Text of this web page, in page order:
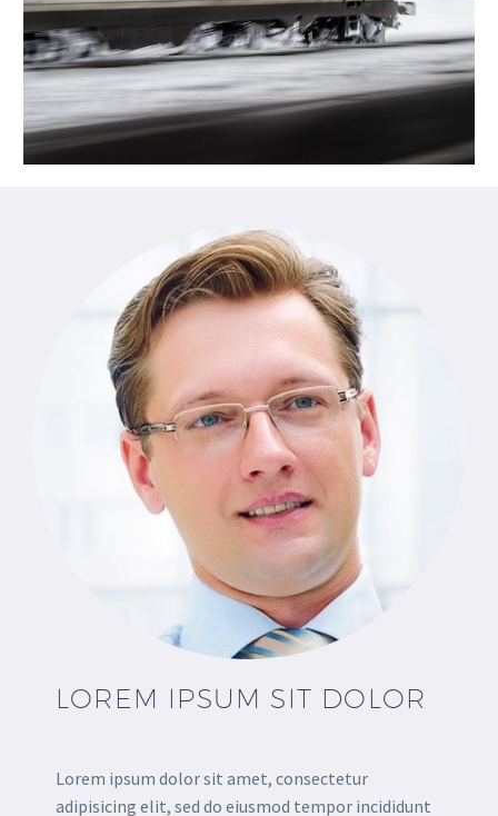
LOREM IPSUM SIT DOLOR
Lorem ipsum dolor sit amet, consectetur
adipisicing elit, sed do eiusmod tempor incididunt